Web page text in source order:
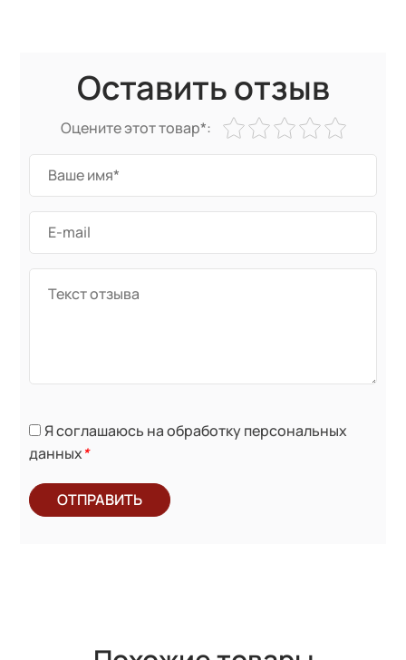
Оставить отзыв
Оцените этот товар*:
Я соглашаюсь на обработку персональных
данных*
ОТПРАВИТЬ